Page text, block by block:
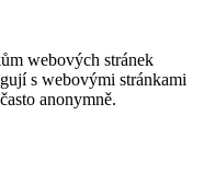
webových stránek
s webovými stránkami
anonymně.